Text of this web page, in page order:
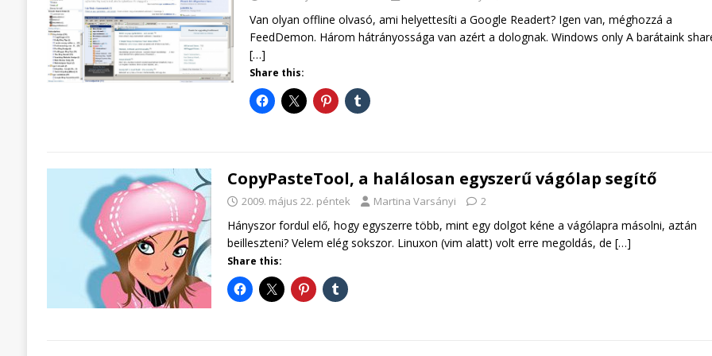
Van olyan offline olvasó, ami helyettesíti a Google Readert? Igen van, méghozzá a
FeedDemon. Három hátrányossága van azért a dolognak. Windows only A barátaink
[…]
Share this:
CopyPasteTool, a halálosan egyszerű vágólap segítő
2009. május 22. péntek Martina Varsányi 2
Hányszor fordul elő, hogy egyszerre több, mint egy dolgot kéne a vágólapra másolni, aztán
beilleszteni? Velem elég sokszor. Linuxon (vim alatt) volt erre megoldás, de […]
Share this: